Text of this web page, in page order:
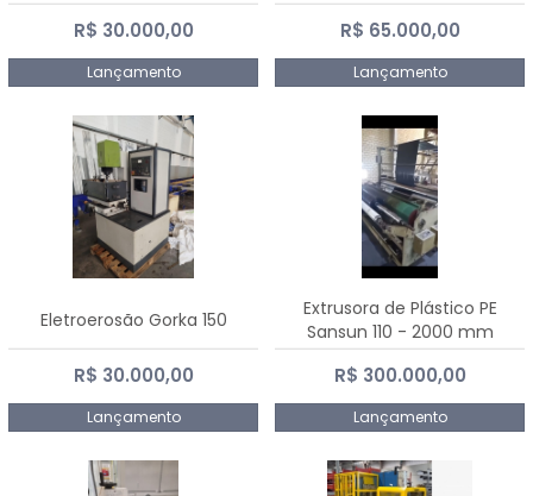
R$ 30.000,00
Lançamento
R$ 65.000,00
Lançamento
Eletroerosão Gorka 150
R$ 30.000,00
Lançamento
Extrusora de Plástico PE
Sansun 110 - 2000 mm
R$ 300.000,00
Lançamento